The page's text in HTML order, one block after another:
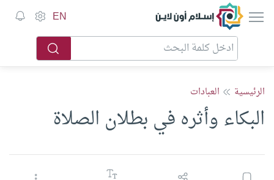
إسلام أون لاين EN
الرئيسية العبادات
البكاء وأثره في بطلان الصلاة